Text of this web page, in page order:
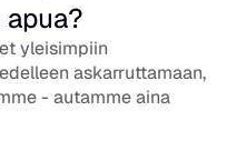
yleisimpiin
askarruttamaan,
- autamme aina